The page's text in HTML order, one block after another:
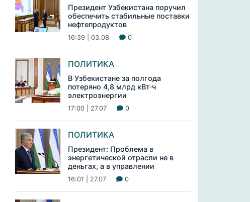
Президент Узбекистана поручил
обеспечить стабильные поставки
нефтепродуктов
16:39 | 03.08 0
ПОЛИТИКА
В Узбекистане за полгода
потеряно 4,8 млрд кВт·ч
электроэнергии
17:00 | 27.07 0
ПОЛИТИКА
Президент: Проблема в
энергетической отрасли не в
деньгах, а в управлении
16:01 | 27.07 0